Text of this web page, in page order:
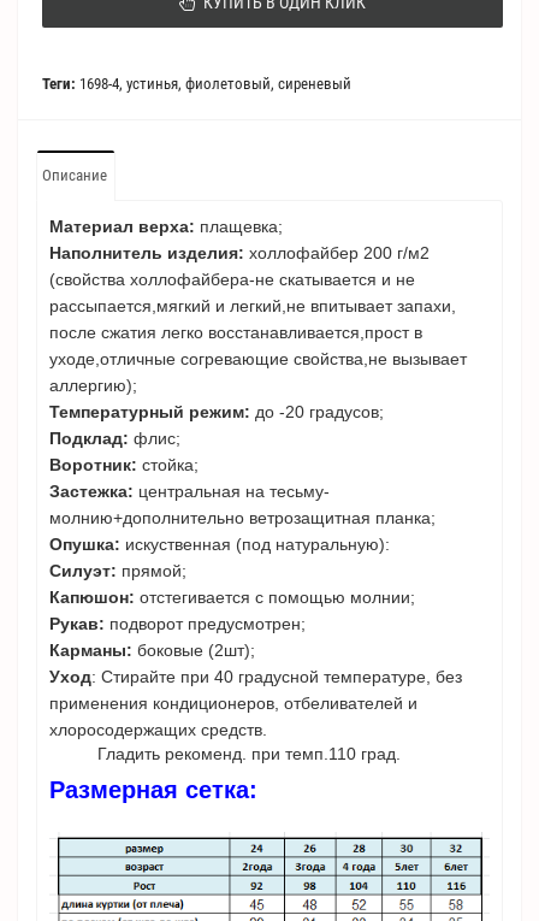
Теги: 1698-4, устинья, фиолетовый, сиреневый
Описание
Материал верха: плащевка;
Наполнитель изделия: холлофайбер 200 г/м2
(свойства холлофайбера-не скатывается и не
рассыпается,мягкий и легкий,не впитывает запахи,
после сжатия легко восстанавливается,прост в
уходе,отличные согревающие свойства,не вызывает
аллергию);
Температурный режим: до -20 градусов;
Подклад: флис;
Воротник: стойка;
Застежка: центральная на тесьму-
молнию+дополнительно ветрозащитная планка;
Опушка: искуственная (под натуральную):
Силуэт: прямой;
Капюшон: отстегивается с помощью молнии;
Рукав: подворот предусмотрен;
Карманы: боковые (2шт);
Уход: Стирайте при 40 градусной температуре, без
применения кондиционеров, отбеливателей и
хлоросодержащих средств.
Гладить рекоменд. при темп.110 град.
Размерная сетка: